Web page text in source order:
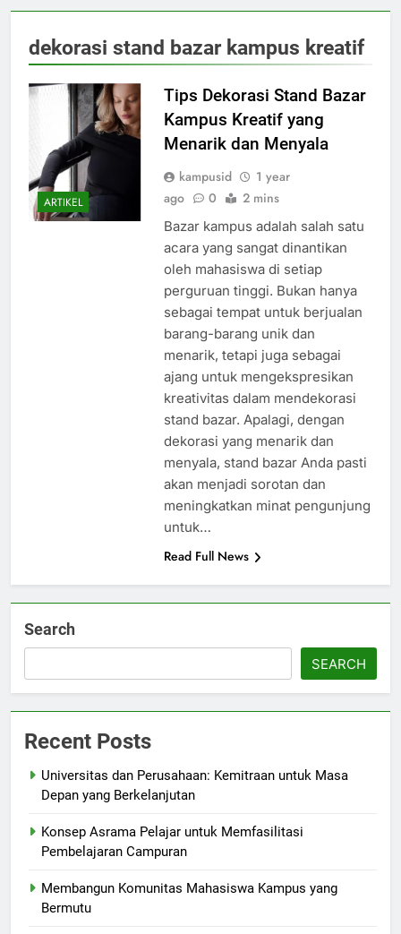
dekorasi stand bazar kampus kreatif
ARTIKEL
Tips Dekorasi Stand Bazar
Kampus Kreatif yang
Menarik dan Menyala
kampusid
1 year
ago
0 2 mins
Bazar kampus adalah salah satu
acara yang sangat dinantikan
oleh mahasiswa di setiap
perguruan tinggi. Bukan hanya
sebagai tempat untuk berjualan
barang-barang unik dan
menarik, tetapi juga sebagai
ajang untuk mengekspresikan
kreativitas dalam mendekorasi
stand bazar. Apalagi, dengan
dekorasi yang menarik dan
menyala, stand bazar Anda pasti
akan menjadi sorotan dan
meningkatkan minat pengunjung
untuk…
Read Full News
Search
SEARCH
Recent Posts
Universitas dan Perusahaan: Kemitraan untuk Masa
Depan yang Berkelanjutan
Konsep Asrama Pelajar untuk Memfasilitasi
Pembelajaran Campuran
Membangun Komunitas Mahasiswa Kampus yang
Bermutu